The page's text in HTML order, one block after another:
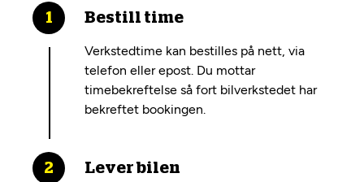
Bestill time
Verkstedtime kan bestilles på nett, via
telefon eller epost. Du mottar
timebekreftelse så fort bilverkstedet har
bekreftet bookingen.
Lever bilen